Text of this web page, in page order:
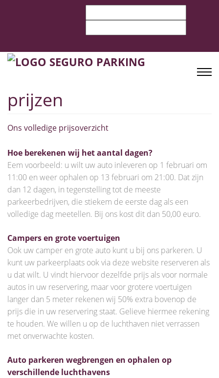
prijzen
Ons volledige prijsoverzicht
Hoe berekenen wij het aantal dagen?
Eem voorbeeld: u wilt uw auto inleveren op 1 februari om
11:00 en weer ophalen op 13 februari om 21:00. Dat zijn
dan 12 dagen, in tegenstelling tot de meeste
parkeerbedrijven, die stiekem de eerste dag als een
volledige dag meetellen. Bij ons kost dit dan 50,00 euro.
Campers en grote voertuigen
Ook uw camper en grote auto kunt u bij ons parkeren. U
kunt uw parkeerplaats ook via deze website reserveren als
u dat wilt. U vindt hiervoor dezelfde prijs als voor normale
autos in uw reservering, maar voor grotere voertuigen
langer dan 5 meter rekenen wij 50% extra bovenop de
prijs die in uw reservering staat. Gelieve hiermee rekening
te houden. We willen u op de luchthaven niet verrassen
met onverwachte kosten.
Auto parkeren wegbrengen en ophalen op
verschillende luchthavens